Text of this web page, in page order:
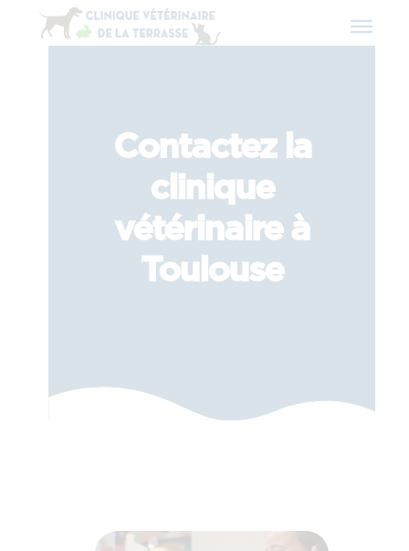
Contactez la
clinique
vétérinaire à
Toulouse